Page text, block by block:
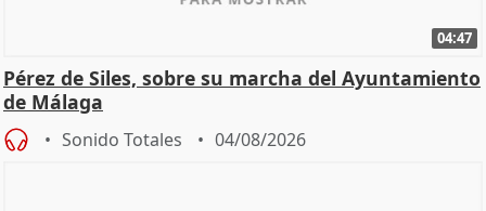
04:47
Pérez de Siles, sobre su marcha del Ayuntamiento
de Málaga
Sonido Totales 04/08/2026